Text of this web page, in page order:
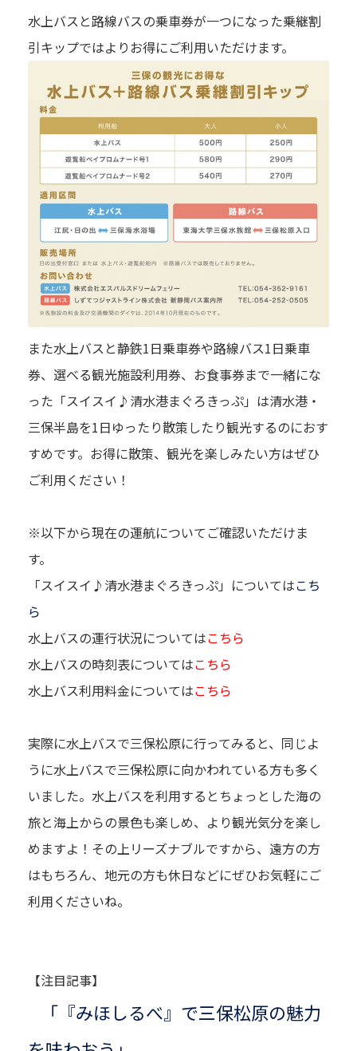
水上バスと路線バスの乗車券が一つになった乗継割
引キップではよりお得にご利用いただけます。
また水上バスと静鉄1日乗車券や路線バス1日乗車
券、選べる観光施設利用券、お食事券まで一緒にな
った「スイスイ♪清水港まぐろきっぷ」は清水港・
三保半島を1日ゆったり散策したり観光するのにおす
すめです。お得に散策、観光を楽しみたい方はぜひ
ご利用ください！
※以下から現在の運航についてご確認いただけま
す。
「スイスイ♪清水港まぐろきっぷ」についてはこち
ら
水上バスの運行状況についてはこちら
水上バスの時刻表についてはこちら
水上バス利用料金についてはこちら
実際に水上バスで三保松原に行ってみると、同じよ
うに水上バスで三保松原に向かわれている方も多く
いました。水上バスを利用するとちょっとした海の
旅と海上からの景色も楽しめ、より観光気分を楽し
めますよ！その上リーズナブルですから、遠方の方
はもちろん、地元の方も休日などにぜひお気軽にご
利用くださいね。
【注目記事】
「『みほしるべ』で三保松原の魅力